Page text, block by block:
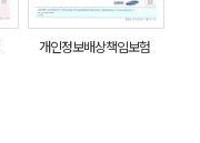
개인정보배상책임보험